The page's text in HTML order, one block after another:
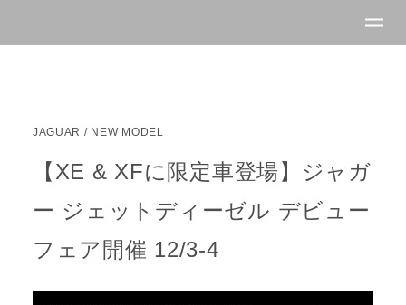
JAGUAR / NEW MODEL
【XE & XFに限定車登場】ジャガ
ー ジェットディーゼル デビュー
フェア開催 12/3-4